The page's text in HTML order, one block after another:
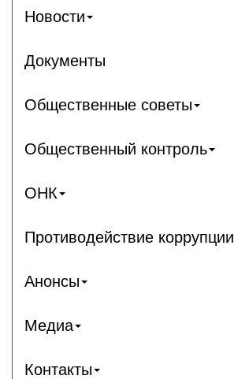
Новости
Документы
Общественные советы
Общественный контроль
ОНК
Противодействие коррупции
Анонсы
Медиа
Контакты